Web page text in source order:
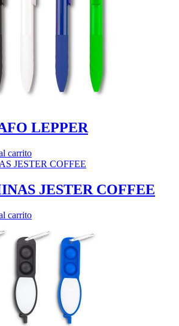
LEPPER
carrito
JESTER COFFEE
carrito